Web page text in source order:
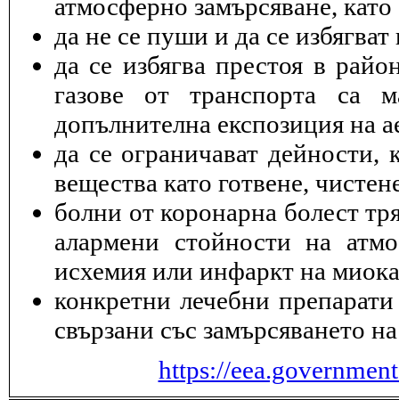
атмосферно замърсяване,
да не се пуши и да се
да се избягва престоя в
газове от транспорта са
допълнителна експозиция на
да се ограничават
вещества като готвене,
болни от коронарна болест
алармени стойности на
исхемия или инфаркт на
конкретни лечебни
свързани със замърсяването
https://